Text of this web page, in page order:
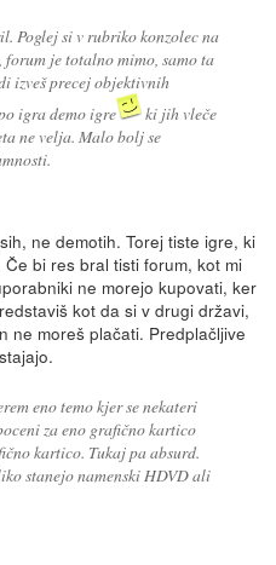
Poglej si v rubriko konzolec na
je totalno mimo, samo ta
izveš precej objektivnih
igra demo igre
ki jih vleče
ne velja. Malo bolj se
ne demotih. Torej tiste igre, ki
bi res bral tisti forum, kot mi
ne morejo kupovati, ker
kot da si v drugi državi,
ne moreš plačati. Predplačljive
eno temo kjer se nekateri
za eno grafično kartico
kartico. Tukaj pa absurd.
stanejo namenski HDVD ali